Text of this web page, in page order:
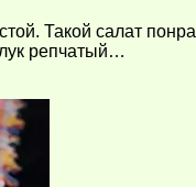
Такой салат
репчатый…